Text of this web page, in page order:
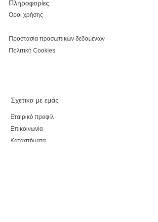
Πληροφορίες
Όροι χρήσης
Προστασία προσωπικών δεδομένων
Πολιτική Cookies
Σχετικα με εμάς
Εταιρικό προφίλ
Επικοινωνία
Καταστήματα